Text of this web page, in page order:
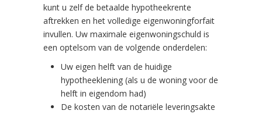
kunt u zelf de betaalde hypotheekrente
aftrekken en het volledige eigenwoningforfait
invullen. Uw maximale eigenwoningschuld is
een optelsom van de volgende onderdelen:
Uw eigen helft van de huidige
hypotheeklening (als u de woning voor de
helft in eigendom had)
De kosten van de notariële leveringsakte